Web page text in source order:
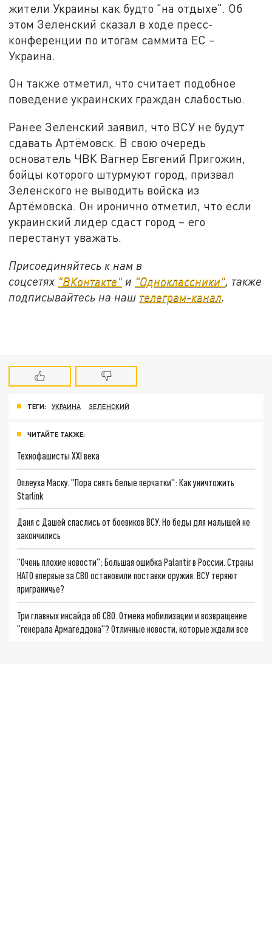
жители Украины как будто "на отдыхе". Об
этом Зеленский сказал в ходе пресс-
конференции по итогам саммита ЕС –
Украина.
Он также отметил, что считает подобное
поведение украинских граждан слабостью.
Ранее Зеленский заявил, что ВСУ не будут
сдавать Артёмовск. В свою очередь
основатель ЧВК Вагнер Евгений Пригожин,
бойцы которого штурмуют город, призвал
Зеленского не выводить войска из
Артёмовска. Он иронично отметил, что если
украинский лидер сдаст город – его
перестанут уважать.
Присоединяйтесь к нам в
соцсетях "ВКонтакте" и "Одноклассники", также
подписывайтесь на наш телеграм-канал.
ТЕГИ: УКРАИНА ЗЕЛЕНСКИЙ
ЧИТАЙТЕ ТАКЖЕ:
Технофашисты XXI века
Оплеуха Маску. "Пора снять белые перчатки": Как уничтожить
Starlink
Даня с Дашей спаслись от боевиков ВСУ. Но беды для малышей не
закончились
"Очень плохие новости": Большая ошибка Palantir в России. Страны
НАТО впервые за СВО остановили поставки оружия. ВСУ теряют
приграничье?
Три главных инсайда об СВО. Отмена мобилизации и возвращение
"генерала Армагеддона"? Отличные новости, которые ждали все